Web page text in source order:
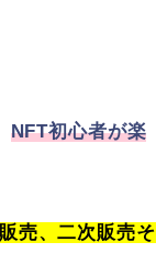
NFT初心者が楽
売、二次販売そ